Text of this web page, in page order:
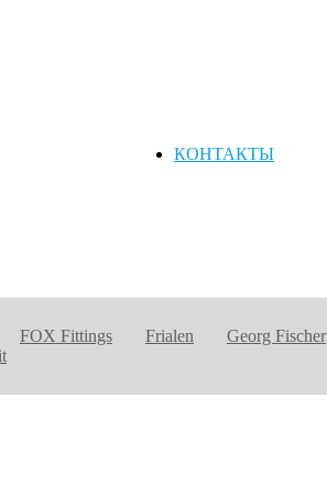
КОНТАКТЫ
FOX Fittings Frialen Georg Fischer